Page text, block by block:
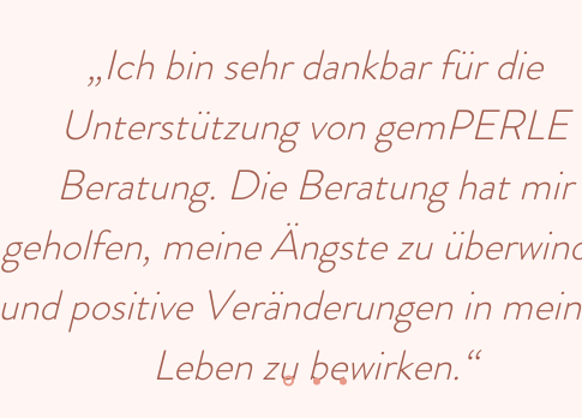
„Ich bin sehr dankbar für die
Unterstützung von gemPERLE
Beratung. Die Beratung hat mir
geholfen, meine Ängste zu
und positive Veränderungen in
Leben zu bewirken.“